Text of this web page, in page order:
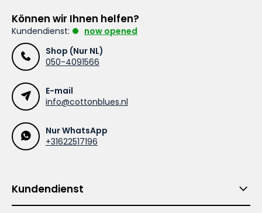
Können wir Ihnen helfen?
Kundendienst:
now opened
Shop (Nur NL)
050-4091566
E-mail
info@cottonblues.nl
Nur WhatsApp
+31622517196
Kundendienst